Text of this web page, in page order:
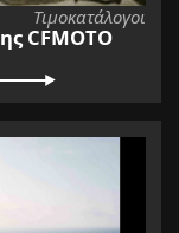
Τιμοκατάλογοι
CFMOTO